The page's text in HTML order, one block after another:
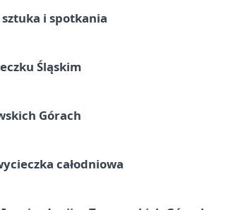
i spotkania
Śląskim
Górach
całodniowa